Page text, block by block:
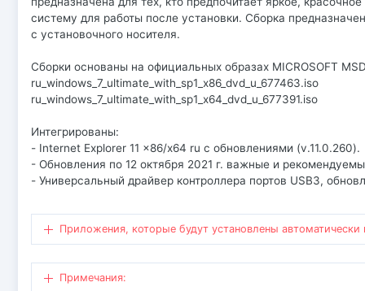
систему для работы после установки. Сборка
с установочного носителя.
Сборки основаны на официальных образах MICROSOFT
ru_windows_7_ultimate_with_sp1_x86_dvd_u_677463.iso
ru_windows_7_ultimate_with_sp1_x64_dvd_u_677391.iso
Интегрированы:
- Internet Explorer 11 x86/x64 ru с обновлениями (v.11.0.260).
- Обновления по 12 октября 2021 г. важные и
- Универсальный драйвер контроллера портов USB3,
Приложения, которые будут установлены автоматически
Примечания: